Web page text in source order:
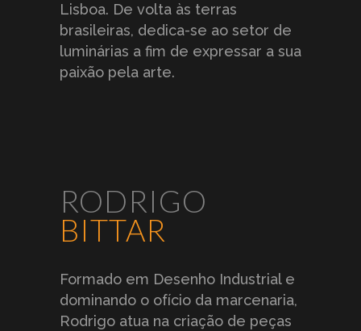
off white prata
amêndoa baunilha
azul
acinzentado
Lisboa. De volta às terras
brasileiras, dedica-se ao setor de
luminárias a fim de expressar a sua
paixão pela arte.
RODRIGO
BITTAR
Formado em Desenho Industrial e
dominando o ofício da marcenaria,
Rodrigo atua na criação de peças